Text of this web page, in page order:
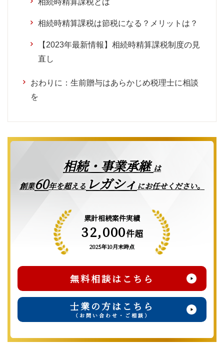
相続時精算課税とは
相続時精算課税は節税になる？メリットは？
【2023年最新情報】相続時精算課税制度の見
直し
おわりに：生前贈与はあらかじめ税理士に相談
を
相続・事業承継は
創業60年を超える レガシィ にお任せください。
累計相続案件実績
32,000件超
2025年10月末時点
無料相談はこちら
士業の方はこちら
（お問い合わせ・ご相談）